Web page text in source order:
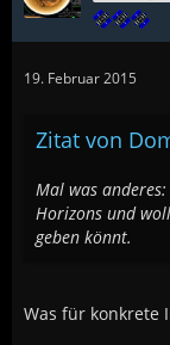
19. Februar 2015
Zitat von
Mal was
Horizons und
geben könnt.
Was für konkrete